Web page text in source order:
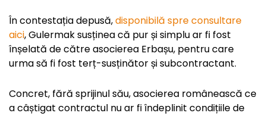
În contestația depusă,disponibilă spre consultare
aici, Gulermak susținea că pur și simplu ar fi fost
înșelată de către asocierea Erbașu, pentru care
urma să fi fost terț-susținător și subcontractant.
Concret, fără sprijinul său, asocierea românească ce
a câștigat contractul nu ar fi îndeplinit condițiile de